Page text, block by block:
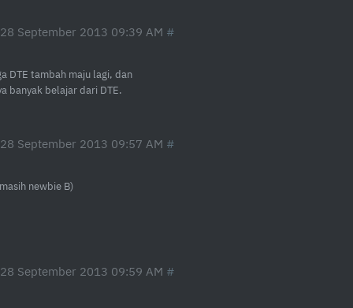
September 2013 09:39 AM
DTE tambah maju lagi, dan
banyak belajar dari DTE.
September 2013 09:57 AM
newbie B)
September 2013 09:59 AM